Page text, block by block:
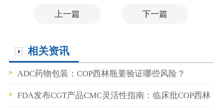
上一篇 下一篇
相关资讯
ADC药物包装：COP西林瓶要验证哪些风险？
FDA发布CGT产品CMC灵活性指南：临床批COP西林